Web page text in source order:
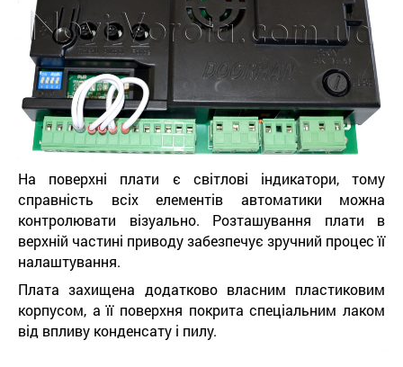
На поверхні плати є світлові індикатори, тому
справність всіх елементів автоматики можна
контролювати візуально. Розташування плати в
верхній частині приводу забезпечує зручний процес її
налаштування.
Плата захищена додатково власним пластиковим
корпусом, а її поверхня покрита спеціальним лаком
від впливу конденсату і пилу.